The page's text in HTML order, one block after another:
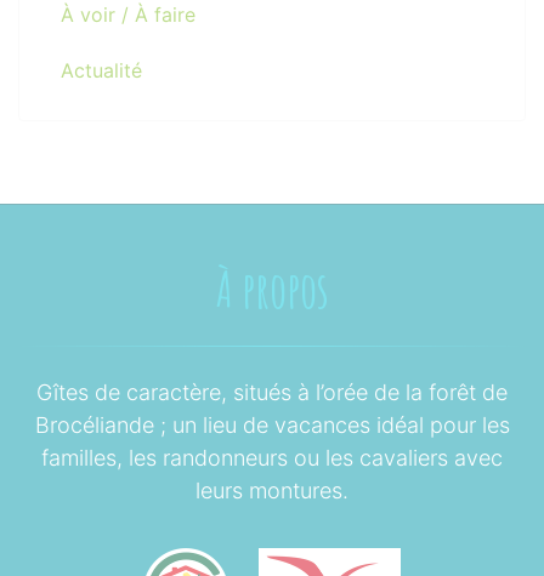
À voir / À faire
Actualité
À propos
Gîtes de caractère, situés à l’orée de la forêt de
Brocéliande ; un lieu de vacances idéal pour les
familles, les randonneurs ou les cavaliers avec
leurs montures.